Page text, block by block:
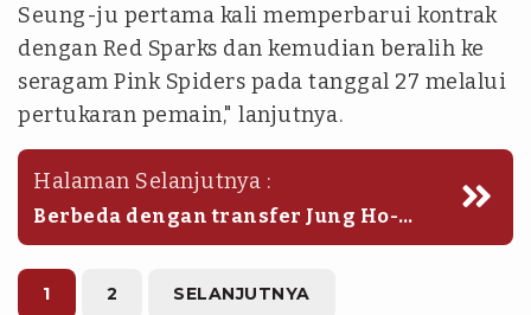
Seung-ju pertama kali memperbarui kontrak
dengan Red Sparks dan kemudian beralih ke
seragam Pink Spiders pada tanggal 27 melalui
pertukaran pemain," lanjutnya.
Halaman Selanjutnya :
Berbeda dengan transfer Jung Ho-
young, Pink Spiders memilih untuk tak
menyerahkan pemainnya ke Red
Sparks.
1 2 SELANJUTNYA